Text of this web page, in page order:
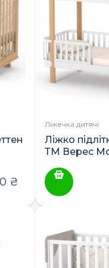
варіантів.
можна
вибрати
на
сторінці
товару
₴
Ліжечка дитячі
Ліжко
ТМ Верес